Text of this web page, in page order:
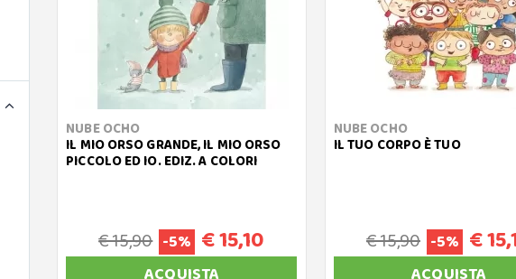
NUBE OCHO
IL MIO ORSO GRANDE, IL MIO ORSO
PICCOLO ED IO. EDIZ. A COLORI
€ 15,90 -5% € 15,10
NUBE OCHO
IL TUO CORPO È TUO
€ 15,90 -5% €